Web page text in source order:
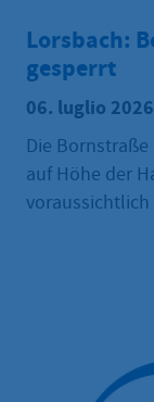
Lorsbach:
gesperrt
06. luglio 2026
Die
auf Höhe der
voraussichtlich